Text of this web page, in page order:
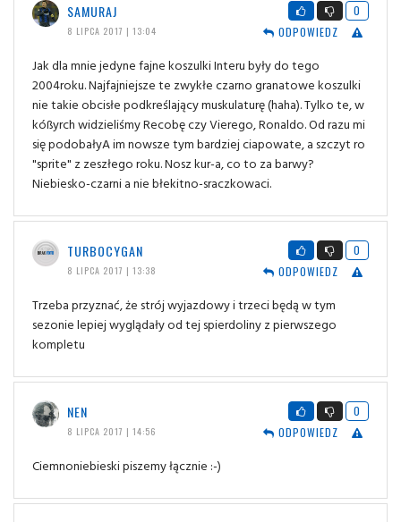
SAMURAJ
8 LIPCA 2017 | 13:04
0
ODPOWIEDZ
Jak dla mnie jedyne fajne koszulki Interu były do tego
2004roku. Najfajniejsze te zwykłe czarno granatowe koszulki
nie takie obcisłe podkreślający muskulaturę (haha). Tylko te, w
kóßyrch widzieliśmy Recobę czy Vierego, Ronaldo. Od razu mi
się podobałyA im nowsze tym bardziej ciapowate, a szczyt ro
"sprite" z zeszłego roku. Nosz kur-a, co to za barwy?
Niebiesko-czarni a nie błekitno-sraczkowaci.
TURBOCYGAN
8 LIPCA 2017 | 13:38
0
ODPOWIEDZ
Trzeba przyznać, że strój wyjazdowy i trzeci będą w tym
sezonie lepiej wyglądały od tej spierdoliny z pierwszego
kompletu
NEN
8 LIPCA 2017 | 14:56
0
ODPOWIEDZ
Ciemnoniebieski piszemy łącznie :-)